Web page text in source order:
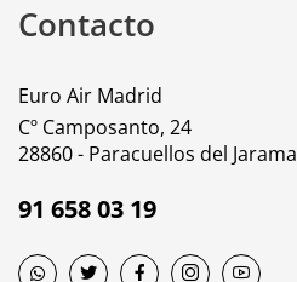
Contacto
Euro Air Madrid
Cº Camposanto, 24
28860 - Paracuellos del Jarama
91 658 03 19